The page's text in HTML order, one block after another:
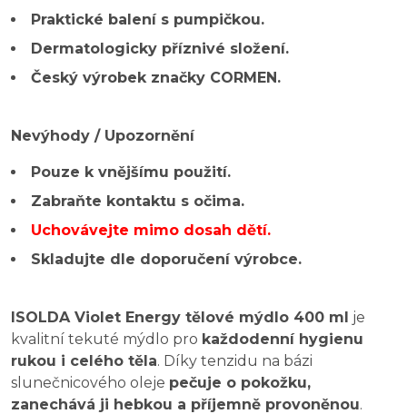
Praktické balení s pumpičkou.
Dermatologicky příznivé složení.
Český výrobek značky CORMEN.
Nevýhody / Upozornění
Pouze k vnějšímu použití.
Zabraňte kontaktu s očima.
Uchovávejte mimo dosah dětí.
Skladujte dle doporučení výrobce.
ISOLDA Violet Energy tělové mýdlo 400 ml je
kvalitní tekuté mýdlo pro každodenní hygienu
rukou i celého těla. Díky tenzidu na bázi
slunečnicového oleje pečuje o pokožku,
zanechává ji hebkou a příjemně provoněnou.